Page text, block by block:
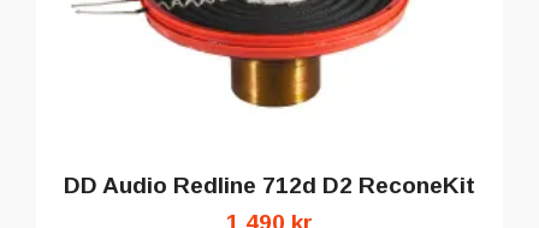
DD Audio Redline 712d D2 ReconeKit
1 490 kr